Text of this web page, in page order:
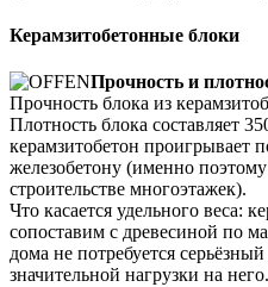
Керамзитобетонные блоки
Прочность и
Прочность блока из
Плотность блока составляет
керамзитобетон проигрывает
железобетону (именно
строительстве многоэтажек).
Что касается удельного веса:
сопоставим с древесиной по
дома не потребуется
значительной нагрузки на него.